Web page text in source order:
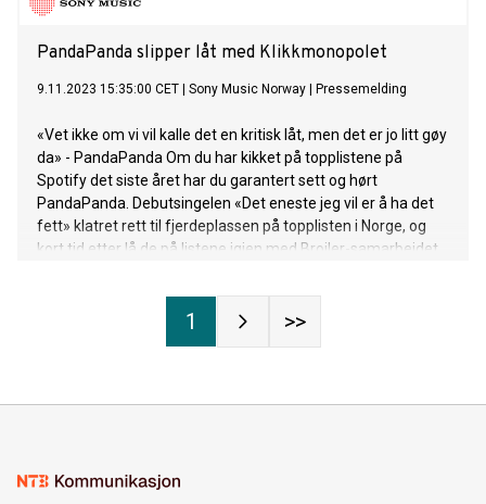
PandaPanda slipper låt med Klikkmonopolet
9.11.2023 15:35:00 CET Sony Music Norway Pressemelding
«Vet ikke om vi vil kalle det en kritisk låt, men det er jo litt gøy
da» - PandaPanda Om du har kikket på topplistene på
Spotify det siste året har du garantert sett og hørt
PandaPanda. Debutsingelen «Det eneste jeg vil er å ha det
fett» klatret rett til fjerdeplassen på topplisten i Norge, og
kort tid etter lå de på listene igjen med Broiler-samarbeidet
Klikkmonopolet. «Vi håper den treffer de som digger fest, og
som kanskje er en del av den «ukulturen» rundt at alt
studio i samme bygg som PandaPanda. «Vi kjente han ene
moro og fanteri!» - PandaPanda «Bootycall Problem» er ute
1 >>